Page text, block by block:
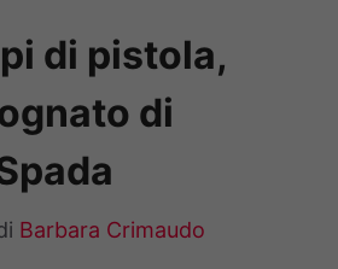
di pistola,
di
Barbara Crimaudo